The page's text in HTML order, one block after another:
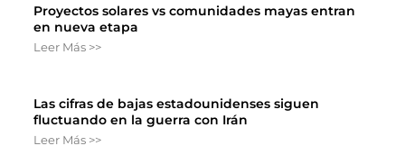
Proyectos solares vs comunidades mayas entran
en nueva etapa
Leer Más >>
Las cifras de bajas estadounidenses siguen
fluctuando en la guerra con Irán
Leer Más >>